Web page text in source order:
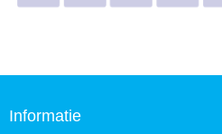
Informatie